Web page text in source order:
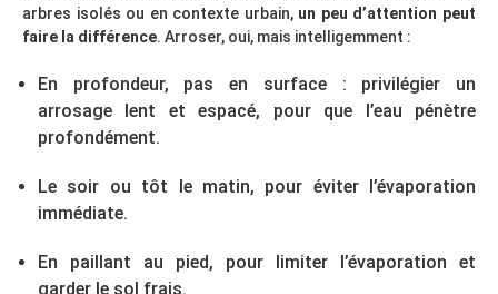
arbres isolés ou en contexte urbain, un peu d’attention peut
faire la différence. Arroser, oui, mais intelligemment :
En profondeur, pas en surface : privilégier un
arrosage lent et espacé, pour que l’eau pénètre
profondément.
Le soir ou tôt le matin, pour éviter l’évaporation
immédiate.
En paillant au pied, pour limiter l’évaporation et
garder le sol frais.